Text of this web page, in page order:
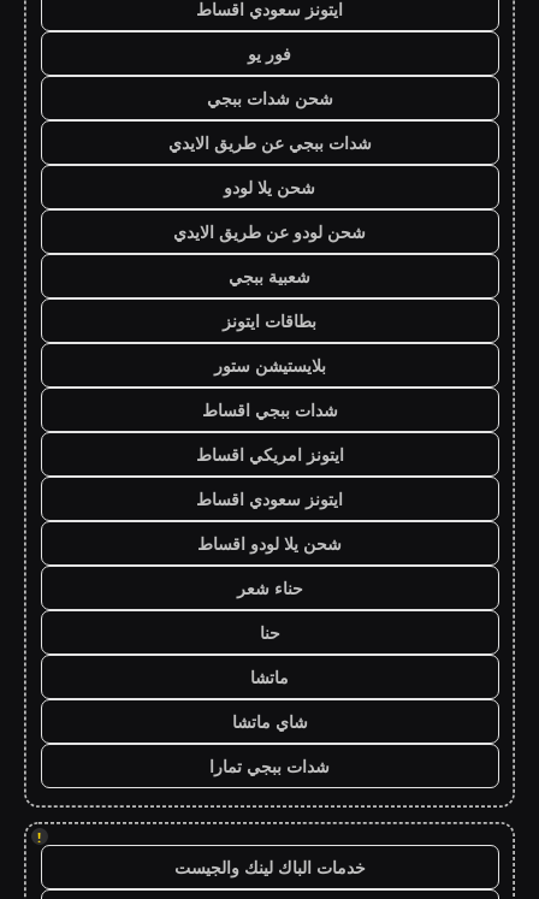
ايتونز سعودي اقساط
فور يو
شحن شدات ببجي
شدات ببجي عن طريق الايدي
شحن يلا لودو
شحن لودو عن طريق الايدي
شعبية ببجي
بطاقات ايتونز
بلايستيشن ستور
شدات ببجي اقساط
ايتونز امريكي اقساط
ايتونز سعودي اقساط
شحن يلا لودو اقساط
حناء شعر
حنا
ماتشا
شاي ماتشا
شدات ببجي تمارا
!
خدمات الباك لينك والجيست